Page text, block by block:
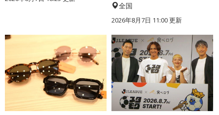
全国
2026年8月7日 11:00更新